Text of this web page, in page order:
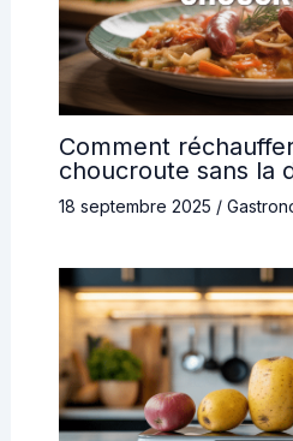
Comment
choucroute sans la
18 septembre 2025 /